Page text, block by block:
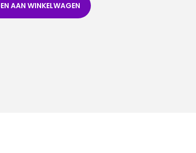
AAN WINKELWAGEN